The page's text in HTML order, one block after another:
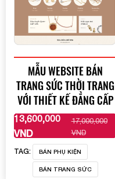
MẪU WEBSITE BÁN
TRANG SỨC THỜI TRANG
VỚI THIẾT KẾ ĐẲNG CẤP
13,600,000
VND
17,000,000
VND
XEM THÊM
TAG: BÁN PHỤ KIỆN
BÁN TRANG SỨC